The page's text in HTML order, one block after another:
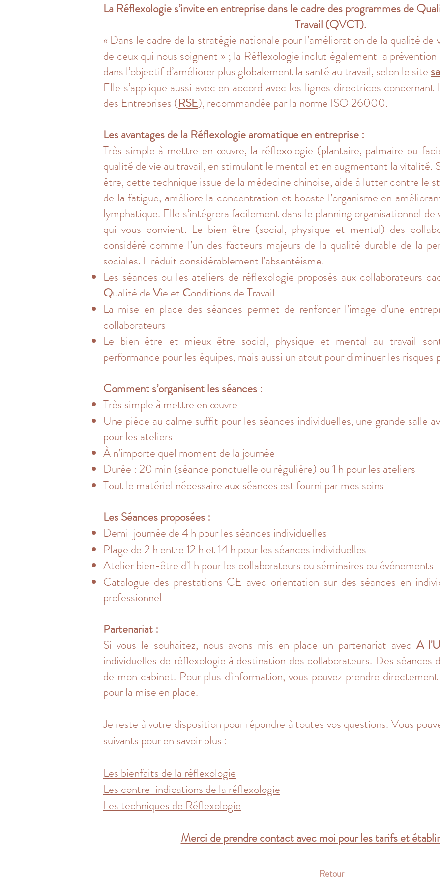
La Réflexologie s’invite en entreprise dans le cadre des programmes de
Travail (QVCT).
« Dans le cadre de la stratégie nationale pour l’amélioration de la qualité
de ceux qui nous soignent » ; la Réflexologie inclut également la prévention
dans l’objectif d’améliorer plus globalement la santé au travail, selon le site
Elle s’applique aussi avec en accord avec les lignes directrices
des Entreprises (RSE), recommandée par la norme ISO 26000.
Les avantages de la Réflexologie aromatique en entreprise :
Très simple à mettre en œuvre, la réflexologie (plantaire, palmaire ou
qualité de vie au travail, en stimulant le mental et en augmentant la vitalité.
être, cette technique issue de la médecine chinoise, aide à lutter contre le
de la fatigue, améliore la concentration et booste l’organisme en
lymphatique. Elle s’intégrera facilement dans le planning organisationnel
qui vous convient. Le bien-être (social, physique et mental) des
considéré comme l’un des facteurs majeurs de la qualité durable de la
sociales. Il réduit considérablement l’absentéisme.
Les séances ou les ateliers de réflexologie proposés aux collaborateurs
Qualité deVie et Conditions deTravail
La mise en place des séances permet de renforcer l’image d’une
collaborateurs
Le bien-être et mieux-être social, physique et mental au travail
performance pour les équipes, mais aussi un atout pour diminuer les risques
Comment s’organisent les séances :
Très simple à mettre en œuvre
Une pièce au calme suffit pour les séances individuelles, une grande salle
pour les ateliers
À n’importe quel moment de la journée
Durée : 20 min (séance ponctuelle ou régulière) ou 1 h pour les ateliers
Tout le matériel nécessaire aux séances est fourni par mes soins
Les Séances proposées :
Demi-journée de 4 h pour les séances individuelles
Plage de 2 h entre 12 h et 14 h pour les séances individuelles
Atelier bien-être d'1 h pour les collaborateurs ou séminaires ou événements
Catalogue des prestations CE avec orientation sur des séances en
professionnel
Partenariat :
Si vous le souhaitez, nous avons mis en place un partenariat avec A
individuelles de réflexologie à destination des collaborateurs. Des séances
de mon cabinet. Pour plus d'information, vous pouvez prendre
pour la mise en place.
Je reste à votre disposition pour répondre à toutes vos questions. Vous
suivants pour en savoir plus :
Les bienfaits de la réflexologie
Les contre-indications de la réflexologie
Les techniques de Réflexologie
Merci de prendre contact avec moi pour les tarifs et
Retour